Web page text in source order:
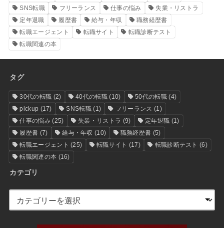
SNS転職
フリーランス 仕事の悩み
失業・リストラ
定年退職
履歴書 給与・年収
職務経歴書
転職エージェント
転職サイト
転職診断テスト
転職関連の本
タグ
30代の転職 (2) 40代の転職(10) 50代の転職(4)
pickup (17) SNS転職(1) フリーランス (1)
仕事の悩み(25) 失業・リストラ (9) 定年退職 (1)
履歴書 (7) 給与・年収 (10) 職務経歴書 (5)
転職エージェント (25) 転職サイト (17) 転職診断テスト (6)
転職関連の本 (16)
カテゴリ